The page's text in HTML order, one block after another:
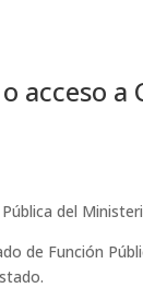
acceso
del
de Función